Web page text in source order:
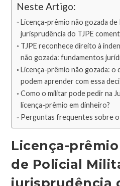
Neste Artigo:
Licença-prêmio não gozada
jurisprudência do TJPE
TJPE reconhece direito à
não gozada: fundamentos
Licença-prêmio não gozada:
podem aprender com essa
Como o militar pode pedir na
licença-prêmio em dinheiro?
Perguntas frequentes sobre o
Licença-
de Policial
jurisprudência